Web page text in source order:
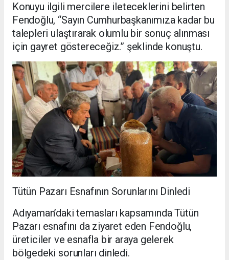
Konuyu ilgili mercilere ileteceklerini belirten
Fendoğlu, “Sayın Cumhurbaşkanımıza kadar bu
talepleri ulaştırarak olumlu bir sonuç alınması
için gayret göstereceğiz.” şeklinde konuştu.
Tütün Pazarı Esnafının Sorunlarını Dinledi
Adıyaman’daki temasları kapsamında Tütün
Pazarı esnafını da ziyaret eden Fendoğlu,
üreticiler ve esnafla bir araya gelerek
bölgedeki sorunları dinledi.